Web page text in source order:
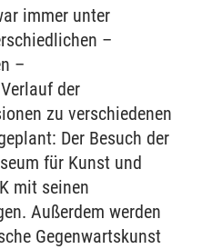
immer unter
–
–
der
zu verschiedenen
Der Besuch der
für Kunst und
mit seinen
Außerdem werden
Gegenwartskunst